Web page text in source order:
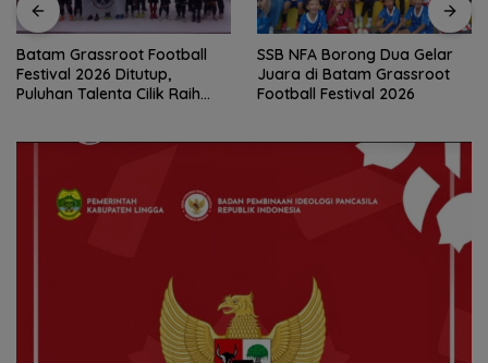
Batam Grassroot Football
Festival 2026 Ditutup,
Puluhan Talenta Cilik Raih
SSB NFA Borong Dua Gelar
Juara di Batam Grassroot
Football Festival 2026